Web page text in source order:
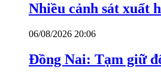
Nhiều cảnh sát xuất
06/08/2026 20:06
Đồng Nai: Tạm giữ